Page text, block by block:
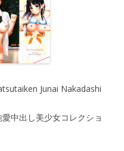
Junai Nakadashi
中出し美少女コレクショ